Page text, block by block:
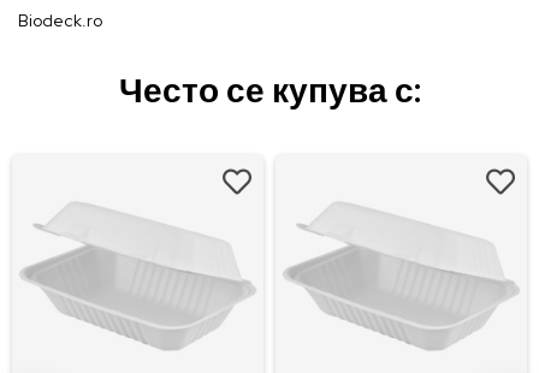
Biodeck.ro
Често се купува с: